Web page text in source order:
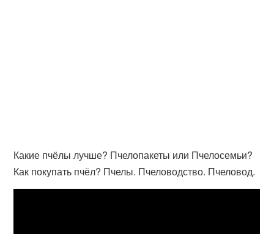
Какие пчёлы лучше? Пчелопакеты или Пчелосемьи?
Как покупать пчёл? Пчелы. Пчеловодство. Пчеловод.